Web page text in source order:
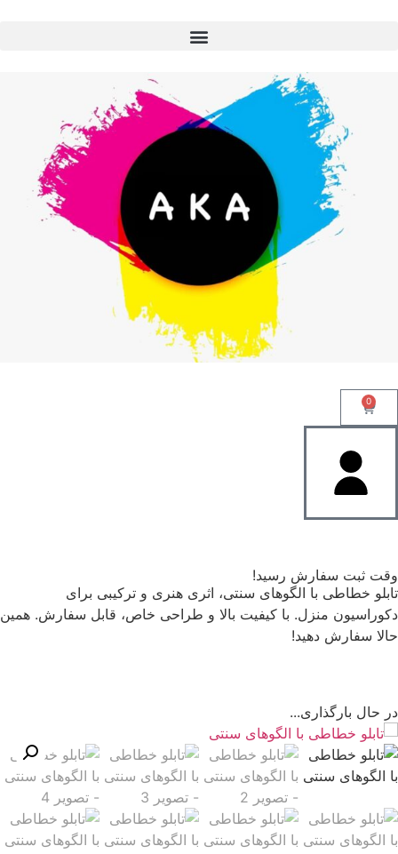
0
وقت ثبت سفارش رسید!
تابلو خطاطی با الگوهای سنتی، اثری هنری و ترکیبی برای
دکوراسیون منزل. با کیفیت بالا و طراحی خاص، قابل سفارش. همین
حالا سفارش دهید!
در حال بارگذاری...